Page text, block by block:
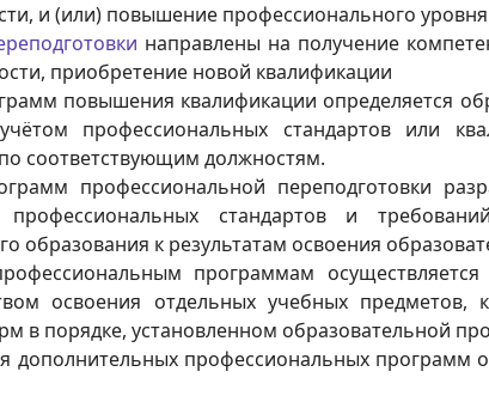
и (или) повышение профессионального
направлены на получение
приобретение новой квалификации
повышения квалификации определяется
профессиональных стандартов или
соответствующим должностям.
профессиональной переподготовки
стандартов и
образования к результатам освоения
программам
освоения отдельных учебных предметов,
в порядке, установленном образовательной
дополнительных профессиональных программ